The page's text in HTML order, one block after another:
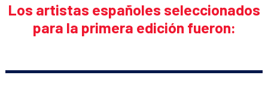
Los artistas españoles seleccionados
para la primera edición fueron: